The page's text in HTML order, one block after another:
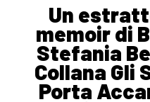
Un
memoir di
Stefania
Collana Gli
Porta